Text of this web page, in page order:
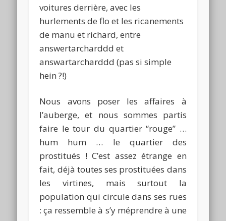
voitures derrière, avec les
hurlements de flo et les ricanements
de manu et richard, entre
answertarcharddd et
answartarcharddd (pas si simple
hein ?!)
Nous avons poser les affaires à
l’auberge, et nous sommes partis
faire le tour du quartier “rouge” …
hum hum … le quartier des
prostitués ! C’est assez étrange en
fait, déjà toutes ses prostituées dans
les virtines, mais surtout la
population qui circule dans ses rues
: ça ressemble à s’y méprendre à une